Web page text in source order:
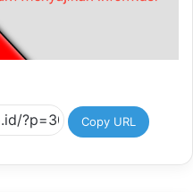
Copy URL